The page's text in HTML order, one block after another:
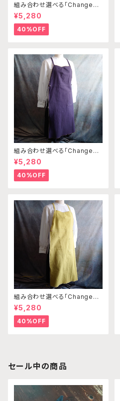
組み合わせ選べる「Changena
bleエプロン」本体ライトベージ
ュ×クリーム※前部分合わせて1
つのエプロンになります
¥5,280
40%OFF
組み合わせ選べる「Changena
bleエプロン」本体パープルグレ
ー×ベージュ※前部分合わせて1
つのエプロンになります
¥5,280
40%OFF
組み合わせ選べる「Changena
bleエプロン」本体カナリアイエ
ロー※前部分合わせて1つのエ
プロンになります
¥5,280
40%OFF
セール中の商品